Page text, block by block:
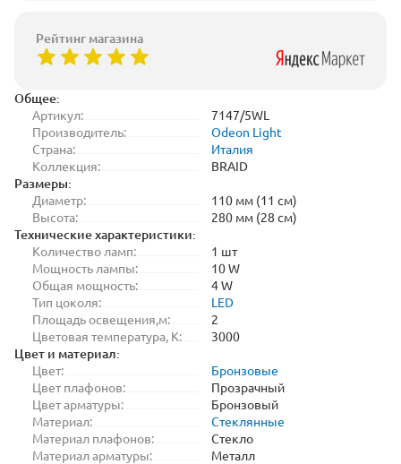
Общее:
Артикул:
7147/5WL
Производитель:
Odeon Light
Страна:
Италия
Коллекция:
BRAID
Размеры:
Диаметр:
110 мм (11 см)
Высота:
280 мм (28 см)
Технические характеристики:
Количество ламп:
1 шт
Мощность лампы:
10 W
Общая мощность:
4 W
Тип цоколя:
LED
Площадь освещения,м:
2
Цветовая температура, K:
3000
Цвет и материал:
Цвет:
Бронзовые
Цвет плафонов:
Прозрачный
Цвет арматуры:
Бронзовый
Материал:
Стеклянные
Материал плафонов:
Стекло
Материал арматуры:
Металл
Рейтинг магазина